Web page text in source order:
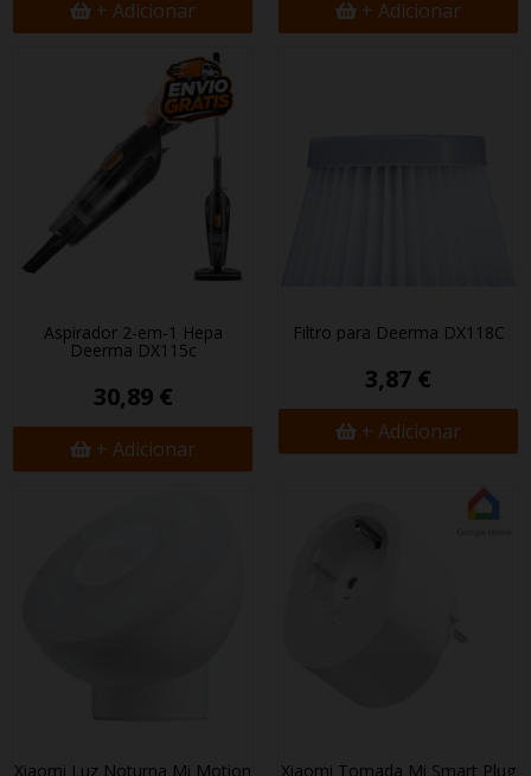
+ Adicionar + Adicionar
Aspirador 2-em-1 Hepa
Deerma DX115c
30,89 €
+ Adicionar
Filtro para Deerma DX118C
3,87 €
+ Adicionar
Xiaomi Luz Noturna Mi Motion Xiaomi Tomada Mi Smart Plug